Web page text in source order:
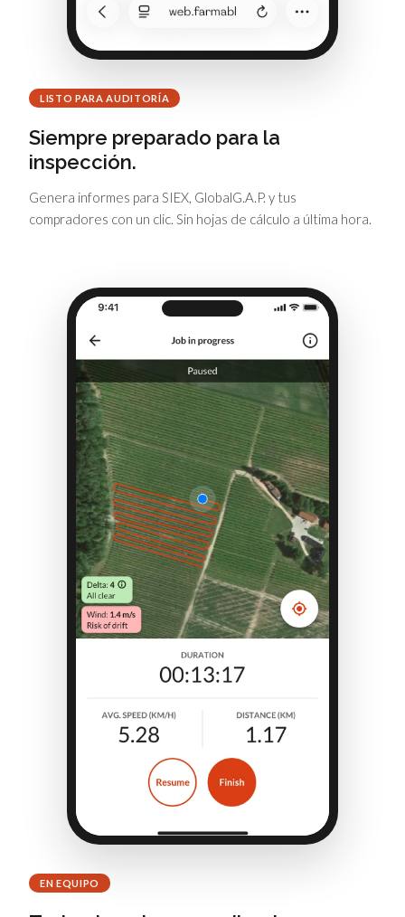
LISTO PARA AUDITORÍA
Siempre preparado para la
inspección.
Genera informes para SIEX, GlobalG.A.P. y tus
compradores con un clic. Sin hojas de cálculo a última hora.
EN EQUIPO